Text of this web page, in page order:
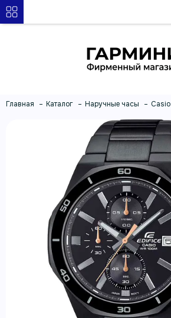
Главная Каталог Наручные часы Casio